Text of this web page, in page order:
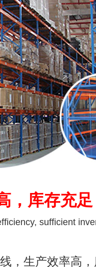
，库存充
sufficient
，生产效率高